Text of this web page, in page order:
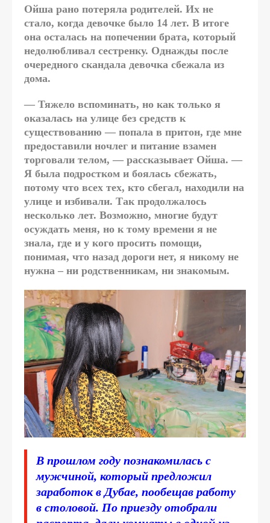
Ойша рано потеряла родителей. Их не
стало, когда девочке было 14 лет. В итоге
она осталась на попечении брата, который
недолюбливал сестренку. Однажды после
очередного скандала девочка сбежала из
дома.
— Тяжело вспоминать, но как только я
оказалась на улице без средств к
существованию — попала в притон, где мне
предоставили ночлег и питание взамен
торговали телом, — рассказывает Ойша. —
Я была подростком и боялась сбежать,
потому что всех тех, кто сбегал, находили на
улице и избивали. Так продолжалось
несколько лет. Возможно, многие будут
осуждать меня, но к тому времени я не
знала, где и у кого просить помощи,
понимая, что назад дороги нет, я никому не
нужна – ни родственникам, ни знакомым.
В прошлом году познакомилась с
мужчиной, который предложил
заработок в Дубае, пообещав работу
в столовой. По приезду отобрали